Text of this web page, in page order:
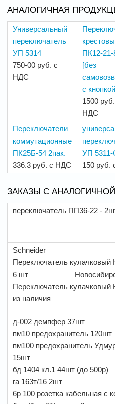
АНАЛОГИЧНАЯ
Универсальный
переключатель
УП 5314
750-00 руб. с
НДС
ПК12-21-
[без
с
1500
НДС
Переключатели
коммутационные
ПК25Б-54 2пак.
336.3 руб. с НДС
УП 5311-
150 руб.
ЗАКАЗЫ С
переключатель ПП36-22 -
Schneider
Переключатель
6 шт
Переключатель кулачковый
из наличия
д-002 демпфер 37шт
пм10 предохранитель 120шт
пм100 предохранитель
15шт
бд 1404 кл.1 44шт (до 500р)
га 163т/16 2шт
6р 100 розетка кабельная с